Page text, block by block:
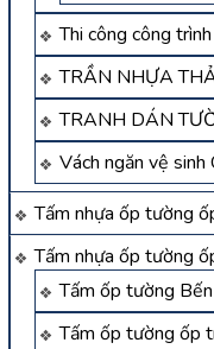
Thi công công
TRẦN NHỰA
TRANH DÁN
Vách ngăn vệ
Tấm nhựa ốp tường
Tấm nhựa ốp tường
Tấm ốp tường
Tấm ốp tường ốp